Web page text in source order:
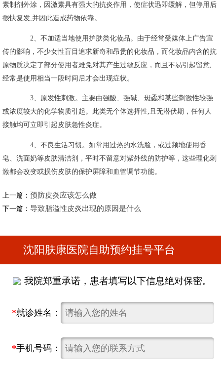
素制剂外涂，因激素具有强大的抗炎作用，使症状迅即缓解，但停用后
很快复发,并因此造成药物依靠。
2、不加适当地使用护肤类化妆品。由于经常受媒体上广告宣
传的影响，不少女性盲目追求新奇和昂贵的化妆品，而化妆品内含的抗
原物质决定了部分使用者难免对其产生过敏反应，而且不易引起留意,
经常是使用相当一段时间后才会出现症状。
3、原发性刺激。主要由强酸、强碱、斑蟊和某些刺激性较强
或浓度较大的化学物质引起。此类无个体选择性,且无潜伏期，任何人
接触均可立即引起皮肤急性炎症。
4、不良生活习惯。如常用过热的水洗脸，或过频地使用香
皂、洗面奶等皮肤清洁剂，平时不留意对紫外线的防护等，这些理化刺
激都会改变或损伤皮肤的保护屏障和血管调节功能。
上一篇：预防皮炎应该怎么做
下一篇：导致脂溢性皮炎出现的原因是什么
沈阳肤康医院自助预约挂号平台
我院郑重承诺，患者填写以下信息绝对保密。
*就诊姓名：
*手机号码：